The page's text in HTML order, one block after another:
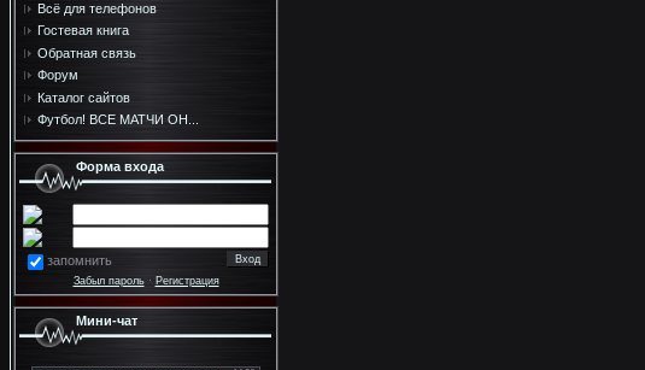
Всё для телефонов
Гостевая книга
Обратная связь
Форум
Каталог сайтов
Футбол! ВСЕ МАТЧИ ОН...
Форма входа
запомнить
Забыл пароль· Регистрация
Мини-чат